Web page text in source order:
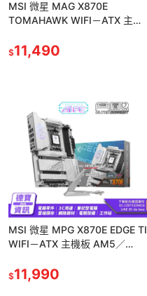
MSI 微星 MAG X870E
TOMAHAWK WIFI－ATX 主機
$11,490
MSI 微星 MPG X870E EDGE TI
WIFI－ATX 主機板 AM5／
$11,990